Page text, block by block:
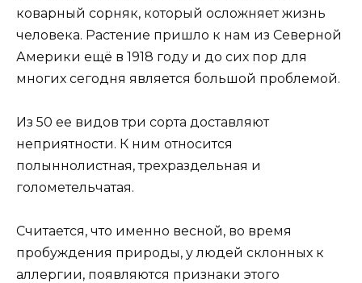
коварный сорняк, который осложняет жизнь
человека. Растение пришло к нам из Северной
Америки ещё в 1918 году и до сих пор для
многих сегодня является большой проблемой.
Из 50 ее видов три сорта доставляют
неприятности. К ним относится
полыннолистная, трехраздельная и
голометельчатая.
Считается, что именно весной, во время
пробуждения природы, у людей склонных к
аллергии, появляются признаки этого